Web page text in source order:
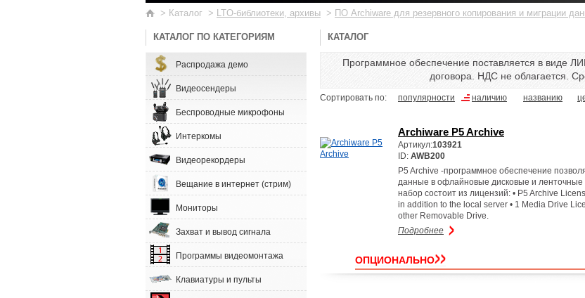
> Каталог > LTO-библиотеки, архивы > ПО Archiware для резервного копирования и миграции
КАТАЛОГ ПО КАТЕГОРИЯМ
Распродажа демо
Видеосендеры
Беспроводные микрофоны
Интеркомы
Видеорекордеры
Вещание в интернет (стрим)
Мониторы
Захват и вывод сигнала
Программы видеомонтажа
Клавиатуры и пульты
КАТАЛОГ
Программное обеспечение поставляется в виде
договора. НДС не облагается.
Сортировать по: популярности наличию названию
Archiware P5 Archive
Артикул:103921
ID: AWB200
P5 Archive -программное обеспечение
данные в офлайновые дисковые и
набор состоит из лицензий: • P5 Archive
in addition to the local server • 1 Media Drive
other Removable Drive.
Подробнее
ОПЦИОНАЛЬНО